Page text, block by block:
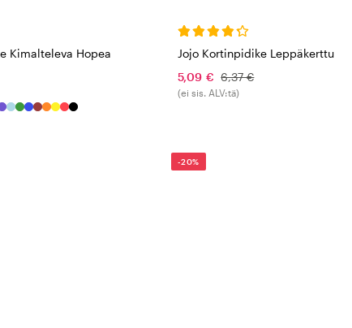
Kimalteleva Hopea
Jojo Kortinpidike Leppäkerttu
5,09 € 6,37 €
(ei sis. ALV:tä)
-20%